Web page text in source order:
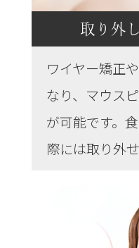
取り外
ワイヤー矯正
なり、マウス
が可能です。
際には取り外